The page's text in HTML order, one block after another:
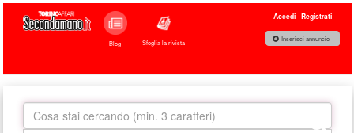
Blog Sfoglia la rivista
Accedi Registrati
Inserisci annuncio